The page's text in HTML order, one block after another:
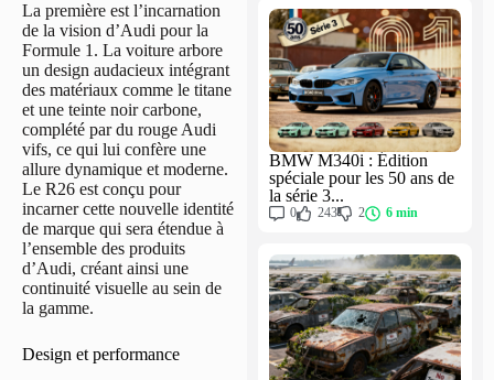
La première est l’incarnation
de la vision d’Audi pour la
Formule 1. La voiture arbore
un design audacieux intégrant
des matériaux comme le titane
et une teinte noir carbone,
complété par du rouge Audi
vifs, ce qui lui confère une
allure dynamique et moderne.
Le R26 est conçu pour
incarner cette nouvelle identité
de marque qui sera étendue à
l’ensemble des produits
d’Audi, créant ainsi une
continuité visuelle au sein de
la gamme.
Design et performance
BMW M340i : Édition
spéciale pour les 50 ans de
la série 3...
0 243 2 6 min